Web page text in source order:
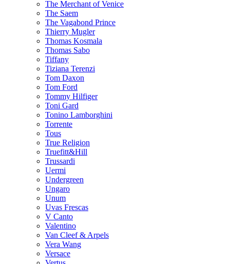
The Merchant of Venice
The Saem
The Vagabond Prince
Thierry Mugler
Thomas Kosmala
Thomas Sabo
Tiffany
Tiziana Terenzi
Tom Daxon
Tom Ford
Tommy Hilfiger
Toni Gard
Tonino Lamborghini
Torrente
Tous
True Religion
Truefitt&Hill
Trussardi
Uermi
Undergreen
Ungaro
Unum
Uvas Frescas
V Canto
Valentino
Van Cleef & Arpels
Vera Wang
Versace